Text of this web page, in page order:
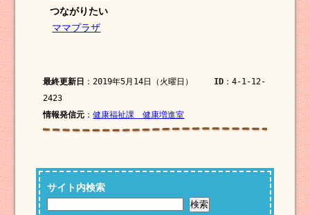
つながりたい
ママプラザ
最終更新日 ：2019年5月14日（火曜日） ID ：4-1-12-
2423
情報発信元 ：健康福祉課 健康増進室
サイト内検索